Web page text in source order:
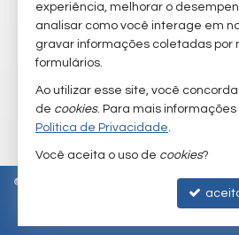
cadastre seu imóvel
imóveis favoritos
mapa de imóveis
© Política de
experiência, melhorar o
analisar como você interage em
gravar informações coletadas por
formulários.
Ao utilizar esse site, você
de cookies. Para mais informações
Política de Privacidade.
Você aceita o uso de cookies?